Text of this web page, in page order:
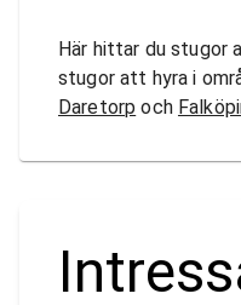
Här hittar du stugor
stugor att hyra i
Daretorp och